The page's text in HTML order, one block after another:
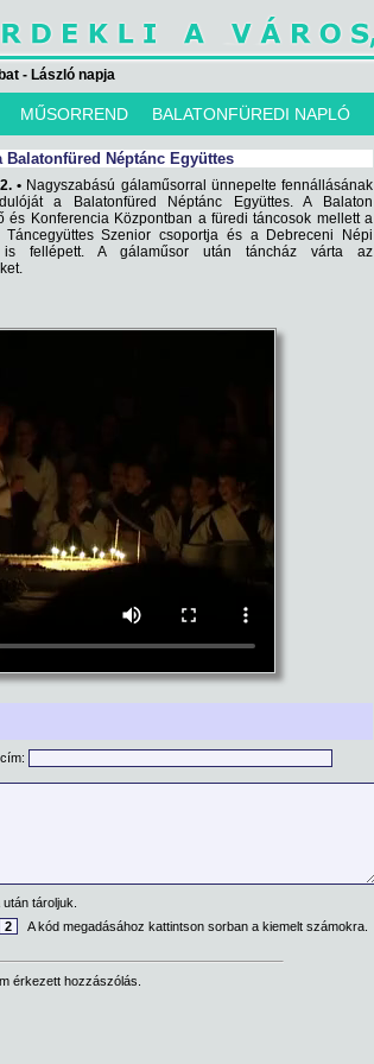
- László napja
MŰSORREND BALATONFÜREDI NAPLÓ
Balatonfüred Néptánc Együttes
• Nagyszabású gálaműsorral ünnepelte fennállásának
a Balatonfüred Néptánc Együttes. A Balaton
és Konferencia Központban a füredi táncosok mellett a
Táncegyüttes Szenior csoportja és a Debreceni Népi
is fellépett. A gálaműsor után táncház várta az
tároljuk.
2 A kód megadásához kattintson sorban a kiemelt számokra.
érkezett hozzászólás.